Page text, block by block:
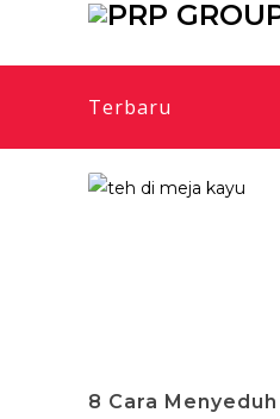
Terbaru
8 Cara